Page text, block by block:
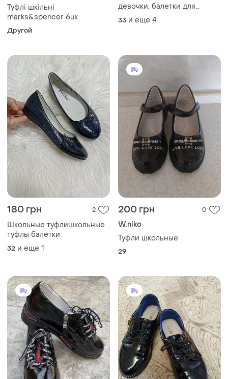
Туфлі шкільні
marks&spencer 6uk
Другой
девочки, балетки для
девочки, шкільні нарядні
туфельки для дівчинки
33 и еще 4
180 грн 2
Школьные туфлишкольные
туфлы балетки
32 и еще 1
200 грн 0
W.niko
Туфли школьные
29